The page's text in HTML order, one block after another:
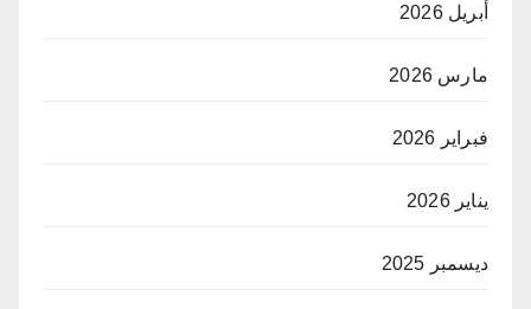
أبريل 2026
مارس 2026
فبراير 2026
يناير 2026
ديسمبر 2025